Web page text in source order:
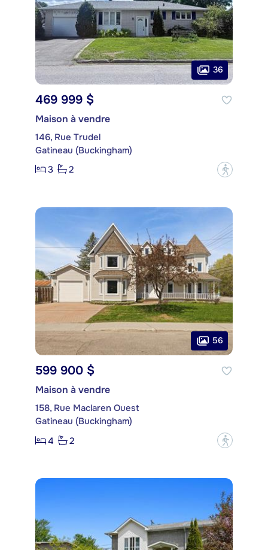
36
469 999 $
Maison à vendre
146, Rue Trudel
Gatineau (Buckingham)
3
2 ?
56
599 900 $
Maison à vendre
158, Rue Maclaren Ouest
Gatineau (Buckingham)
4
2 ?